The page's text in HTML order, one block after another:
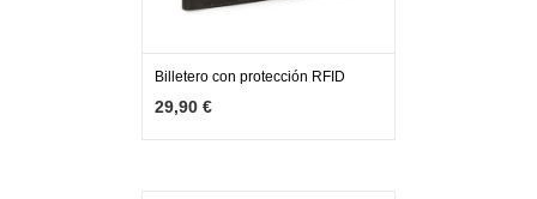
AGOTADO
Billetero con protección RFID
29,90 €